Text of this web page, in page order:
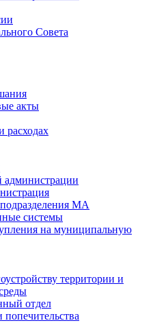
Совета
акты
расходах
администрации
МА
системы
на муниципальную
территории и
отдел